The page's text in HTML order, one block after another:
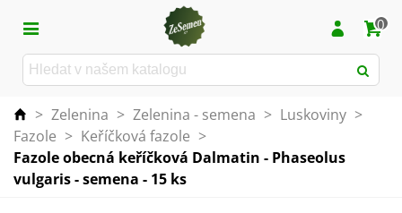
0
> Zelenina > Zelenina - semena > Luskoviny >
Fazole > Keříčková fazole >
Fazole obecná keříčková Dalmatin - Phaseolus
vulgaris - semena - 15 ks